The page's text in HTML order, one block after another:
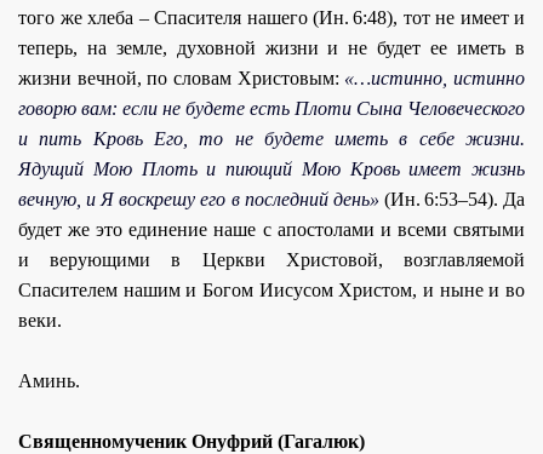
того же хлеба – Спасителя нашего (Ин. 6:48), тот не имеет и
теперь, на земле, духовной жизни и не будет ее иметь в
жизни вечной, по словам Христовым: «…истинно, истинно
говорю вам: если не будете есть Плоти Сына Человеческого
и пить Кровь Его, то не будете иметь в себе жизни.
Ядущий Мою Плоть и пиющий Мою Кровь имеет жизнь
вечную, и Я воскpешу его в последний день» (Ин. 6:53–54). Да
будет же это единение наше с апостолами и всеми святыми
и верующими в Церкви Христовой, возглавляемой
Спасителем нашим и Богом Иисусом Христом, и ныне и во
веки.
Аминь.
Священномученик Онуфрий (Гагалюк)